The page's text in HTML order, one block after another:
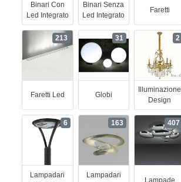
Binari Con
Led Integrato
Binari Senza
Led Integrato
Faretti
Faretti Led
213
Globi
31
Illuminazione
Design
2
Lampadari
6
Lampadari
163
Lampade
407